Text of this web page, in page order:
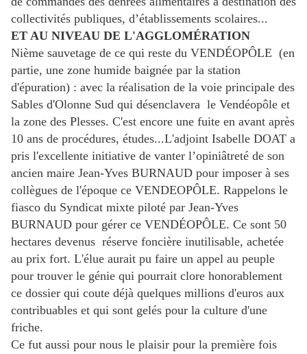
collectivités publiques, d’établissements scolaires...
ET AU NIVEAU DE L'AGGLOMÉRATION
Nième sauvetage de ce qui reste du VENDÉOPÔLE (en
partie, une zone humide baignée par la station
d'épuration) : avec la réalisation de la voie principale des
Sables d'Olonne Sud qui désenclavera le Vendéopôle et
la zone des Plesses. C'est encore une fuite en avant après
10 ans de procédures, études...L'adjoint Isabelle DOAT a
pris l'excellente initiative de vanter l’opiniâtreté de son
ancien maire Jean-Yves BURNAUD pour imposer à ses
collègues de l'époque ce VENDEOPÔLE. Rappelons le
fiasco du Syndicat mixte piloté par Jean-Yves
BURNAUD pour gérer ce VENDÉOPÔLE. Ce sont 50
hectares devenus réserve foncière inutilisable, achetée
au prix fort. L'élue aurait pu faire un appel au peuple
pour trouver le génie qui pourrait clore honorablement
ce dossier qui coute déjà quelques millions d'euros aux
contribuables et qui sont gelés pour la culture d'une
friche.
Ce fut aussi pour nous le plaisir pour la première fois